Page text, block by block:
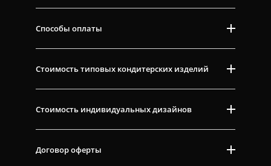
Способы оплаты
Стоимость типовых кондитерских изделий
Стоимость индивидуальных дизайнов
Договор оферты